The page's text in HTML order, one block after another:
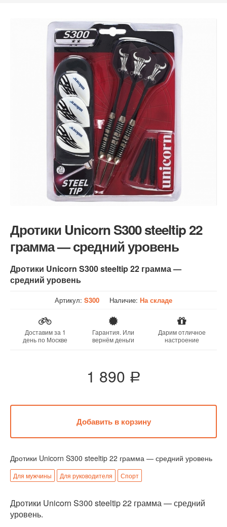
Дротики Unicorn S300 steeltip 22
грамма — средний уровень
Дротики Unicorn S300 steeltip 22 грамма —
средний уровень
Артикул: S300 Наличие:На складе
Доставим за 1
день по Москве
Гарантия. Или
вернём деньги
Дарим отличное
настроение
1 890 a
Дротики Unicorn S300 steeltip 22 грамма — средний уровень
Для мужчины Для руководителя Спорт
Дротики Unicorn S300 steeltip 22 грамма — средний
уровень.